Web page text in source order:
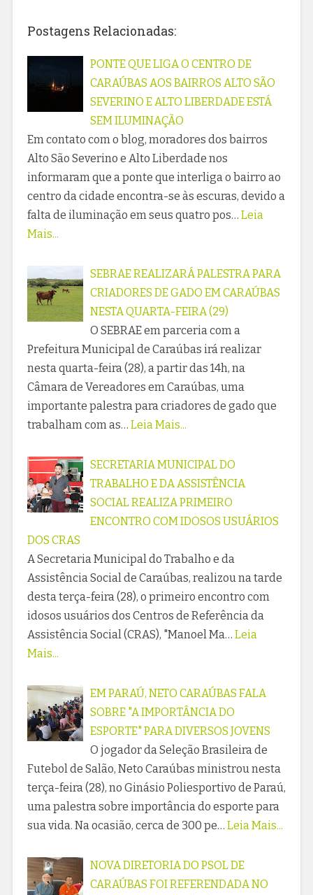
Postagens Relacionadas:
PONTE QUE LIGA O CENTRO DE
CARAÚBAS AOS BAIRROS ALTO SÃO
SEVERINO E ALTO LIBERDADE ESTÁ
SEM ILUMINAÇÃO
Em contato com o blog, moradores dos bairros
Alto São Severino e Alto Liberdade nos
informaram que a ponte que interliga o bairro ao
centro da cidade encontra-se às escuras, devido a
falta de iluminação em seus quatro pos… Leia
Mais...
SEBRAE REALIZARÁ PALESTRA PARA
CRIADORES DE GADO EM CARAÚBAS
NESTA QUARTA-FEIRA (29)
O SEBRAE em parceria com a
Prefeitura Municipal de Caraúbas irá realizar
nesta quarta-feira (28), a partir das 14h, na
Câmara de Vereadores em Caraúbas, uma
importante palestra para criadores de gado que
trabalham com as… Leia Mais...
SECRETARIA MUNICIPAL DO
TRABALHO E DA ASSISTÊNCIA
SOCIAL REALIZA PRIMEIRO
ENCONTRO COM IDOSOS USUÁRIOS
DOS CRAS
A Secretaria Municipal do Trabalho e da
Assistência Social de Caraúbas, realizou na tarde
desta terça-feira (28), o primeiro encontro com
idosos usuários dos Centros de Referência da
Assistência Social (CRAS), "Manoel Ma… Leia
Mais...
EM PARAÚ, NETO CARAÚBAS FALA
SOBRE "A IMPORTÂNCIA DO
ESPORTE" PARA DIVERSOS JOVENS
O jogador da Seleção Brasileira de
Futebol de Salão, Neto Caraúbas ministrou nesta
terça-feira (28), no Ginásio Poliesportivo de Paraú,
uma palestra sobre importância do esporte para
sua vida. Na ocasião, cerca de 300 pe… Leia Mais...
NOVA DIRETORIA DO PSOL DE
CARAÚBAS FOI REFERENDADA NO